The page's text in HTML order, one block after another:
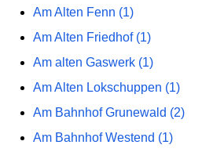
Am Alten Fenn (1)
Am Alten Friedhof (1)
Am alten Gaswerk (1)
Am Alten Lokschuppen (1)
Am Bahnhof Grunewald (2)
Am Bahnhof Westend (1)